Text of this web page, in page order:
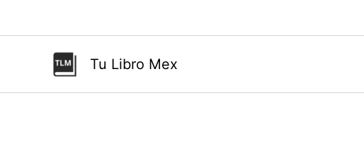
Tu Libro Mex